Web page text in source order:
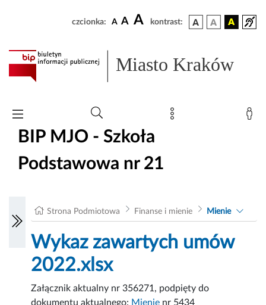
czcionka: A A A kontrast:
Miasto Kraków
BIP MJO - Szkoła
Podstawowa nr 21
Strona Podmiotowa Finanse i mienie Mienie
Wykaz zawartych umów
2022.xlsx
Załącznik aktualny nr 356271, podpięty do
dokumentu aktualnego: Mienie nr 5434